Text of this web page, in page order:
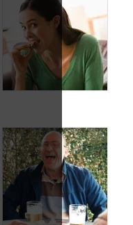
Hoofdpijn dagelijks
voorkomen
Trigger- en
risicofactoren voor
migraine en
hoofdpijn